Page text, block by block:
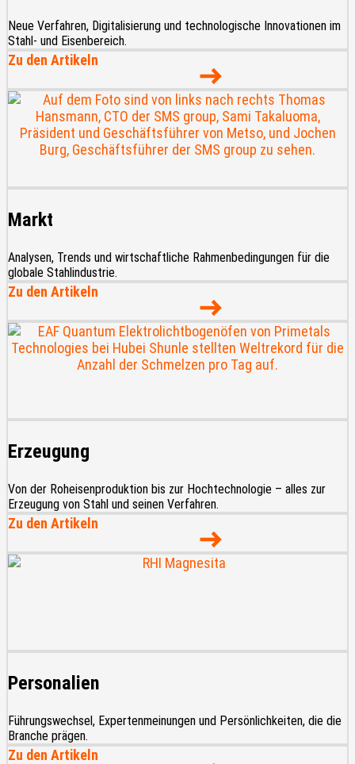
Neue Verfahren, Digitalisierung und technologische Innovationen im
Stahl- und Eisenbereich.
Zu den Artikeln
Markt
Analysen, Trends und wirtschaftliche Rahmenbedingungen für die
globale Stahlindustrie.
Zu den Artikeln
Erzeugung
Von der Roheisenproduktion bis zur Hochtechnologie – alles zur
Erzeugung von Stahl und seinen Verfahren.
Zu den Artikeln
Personalien
Führungswechsel, Expertenmeinungen und Persönlichkeiten, die die
Branche prägen.
Zu den Artikeln